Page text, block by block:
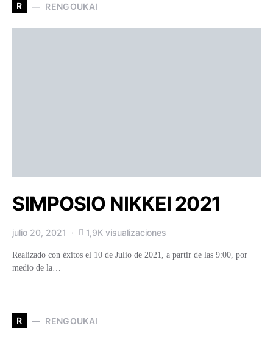
R RENGOUKAI
SIMPOSIO NIKKEI 2021
julio 20, 2021 1,9K visualizaciones
Realizado con éxitos el 10 de Julio de 2021, a partir de las 9:00, por
medio de la…
R RENGOUKAI